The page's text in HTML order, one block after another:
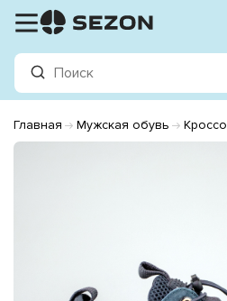
Главная Мужская обувь